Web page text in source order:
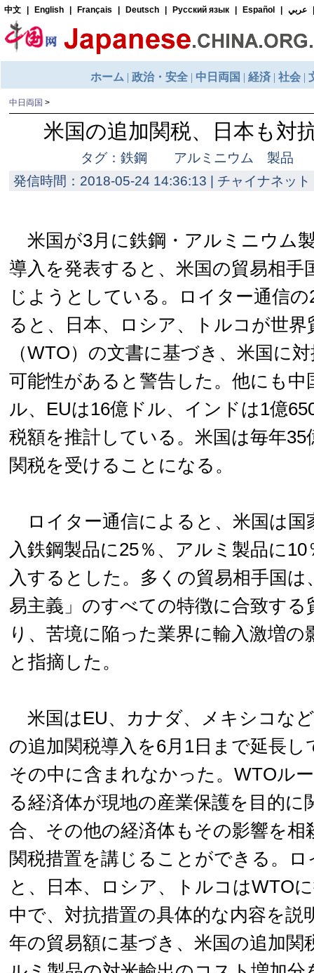
中日両国 >
米国の追加関税、日本も対
タグ：鉄鋼 アルミニウム 製
発信時間：2018-05-24 14:36:13 | チャイナネッ
米国が3月に鉄鋼・アルミニウム
導入を発表すると、米国の貿易相手
じようとしている。ロイター通信
ると、日本、ロシア、トルコが世界
（WTO）の文書に基づき、米国に
可能性があると警告した。他にも中
ル、EUは16億ドル、インドは1億
税額を推計している。米国は毎年35
関税を受けることになる。
ロイター通信によると、米国は国
入鉄鋼製品に25％、アルミ製品に
入するとした。多くの貿易相手国は
易主義」のすべての特徴に合致する
り、苦境に陥った業界に輸入激増の
と指摘した。
米国はEU、カナダ、メキシコな
の追加関税導入を6月1日まで延長
その中に含まれなかった。WTOル
る経済体が現地の産業保護を目的に
合、その他の経済体もその影響を相
関税措置を講じることができる。
と、日本、ロシア、トルコはWTO
中で、対抗措置の具体的な内容を説
年の貿易額に基づき、米国の追加関